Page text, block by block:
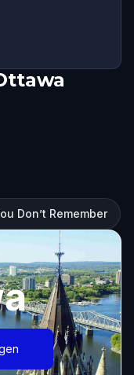
Don’t Remember